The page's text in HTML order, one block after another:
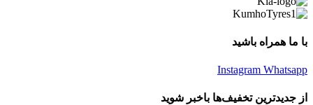
با ما همراه باشید
Instagram Whatsapp
از جدیدترین تخفیف‌ها باخبر شوید